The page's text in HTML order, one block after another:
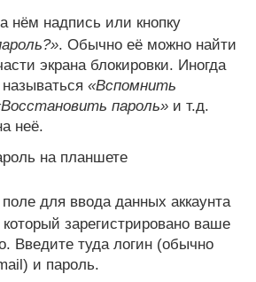
нём надпись или кнопку
. Обычно её можно найти
экрана блокировки. Иногда
«Вспомнить
пароль» и т.д.
неё.
для ввода данных аккаунта
зарегистрировано ваше
Введите туда логин (обычно
и пароль.